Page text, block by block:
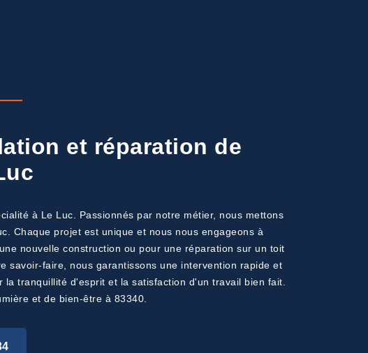
et réparation de
à Le Luc. Passionnés par notre métier, nous mettons
Chaque projet est unique et nous nous engageons à
nouvelle construction ou pour une réparation sur un toit
savoir-faire, nous garantissons une intervention rapide et
tranquillité d'esprit et la satisfaction d'un travail bien fait.
et de bien-être à 83340.